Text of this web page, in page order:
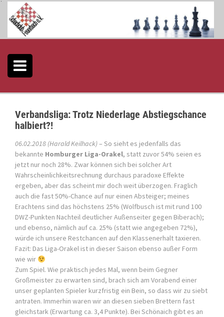
S
Verbandsliga: Trotz Niederlage Abstiegschance
halbiert?!
06.02.2018 (Harald Keilhack)– So sieht es jedenfalls das
bekannte Homburger Liga-Orakel, statt zuvor 54% seien es
jetzt nur noch 28%. Zwar können sich bei solcher Art
Wahrscheinlichkeitsrechnung durchaus paradoxe Effekte
ergeben, aber das scheint mir doch weit überzogen. Fraglich
auch die fast 50%-Chance auf nur einen Absteiger; meines
Erachtens sind das höchstens 25% (Wolfbusch ist mit rund 100
DWZ-Punkten Nachteil deutlicher Außenseiter gegen Biberach);
und ebenso, nämlich auf ca. 25% (statt wie angegeben 72%),
würde ich unsere Restchancen auf den Klassenerhalt taxieren.
Fazit: Das Liga-Orakel ist in dieser Saison ebenso außer Form
wie wir
Zum Spiel. Wie praktisch jedes Mal, wenn beim Gegner
Großmeister zu erwarten sind, brach sich am Vorabend einer
unser geplanten Spieler kurzfristig ein Bein, so dass wir zu siebt
antraten. Immerhin waren wir an diesen sieben Brettern fast
gleichstark (Erwartung ca. 3,4 Punkte). Bei Schönaich gibt es an